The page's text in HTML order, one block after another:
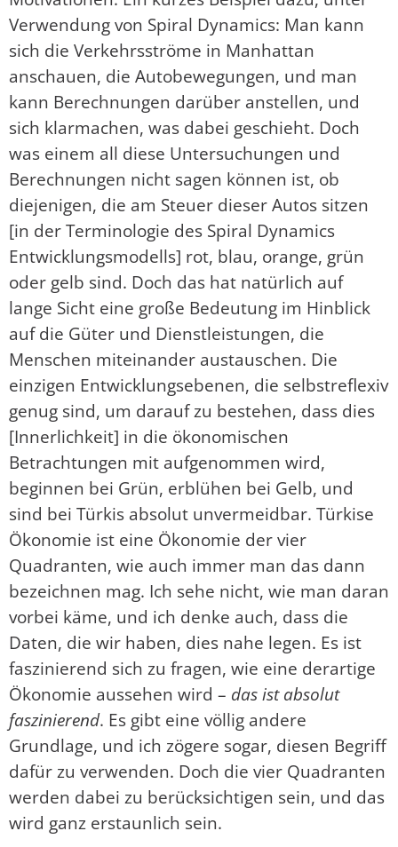
Verwendung von Spiral Dynamics: Man kann
sich die Verkehrsströme in Manhattan
anschauen, die Autobewegungen, und man
kann Berechnungen darüber anstellen, und
sich klarmachen, was dabei geschieht. Doch
was einem all diese Untersuchungen und
Berechnungen nicht sagen können ist, ob
diejenigen, die am Steuer dieser Autos sitzen
[in der Terminologie des Spiral Dynamics
Entwicklungsmodells] rot, blau, orange, grün
oder gelb sind. Doch das hat natürlich auf
lange Sicht eine große Bedeutung im Hinblick
auf die Güter und Dienstleistungen, die
Menschen miteinander austauschen. Die
einzigen Entwicklungsebenen, die selbstreflexiv
genug sind, um darauf zu bestehen, dass dies
[Innerlichkeit] in die ökonomischen
Betrachtungen mit aufgenommen wird,
beginnen bei Grün, erblühen bei Gelb, und
sind bei Türkis absolut unvermeidbar. Türkise
Ökonomie ist eine Ökonomie der vier
Quadranten, wie auch immer man das dann
bezeichnen mag. Ich sehe nicht, wie man daran
vorbei käme, und ich denke auch, dass die
Daten, die wir haben, dies nahe legen. Es ist
faszinierend sich zu fragen, wie eine derartige
Ökonomie aussehen wird – das ist absolut
faszinierend. Es gibt eine völlig andere
Grundlage, und ich zögere sogar, diesen Begriff
dafür zu verwenden. Doch die vier Quadranten
werden dabei zu berücksichtigen sein, und das
wird ganz erstaunlich sein.